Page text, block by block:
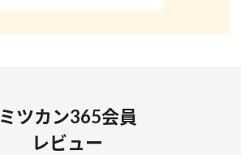
ミツカン365会員
レビュー